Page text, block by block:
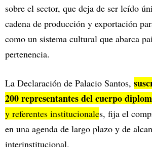
sobre el sector, que deja de ser leído
cadena de producción y exportación
como un sistema cultural que abarca
pertenencia.
La Declaración de Palacio Santos,
200 representantes del cuerpo
y referentes institucionales, fija el
en una agenda de largo plazo y de
interinstitucional.